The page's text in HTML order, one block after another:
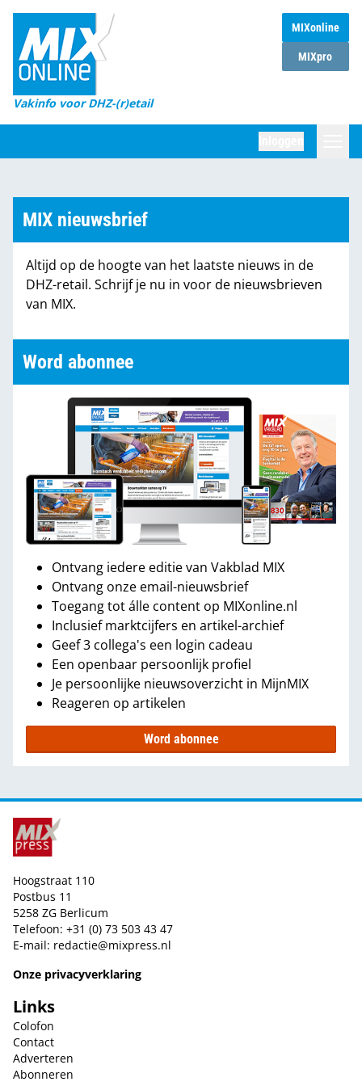
MIXonline
MIXpro
Vakinfo voor DHZ-(r)etail
Home
Magazines
DHZ Sessie
Marktcijfers
Partners
MIX nieuwsbrief
Altijd op de hoogte van het laatste nieuws in de
DHZ-retail. Schrijf je nu in voor de nieuwsbrieven
van MIX.
Word abonnee
Ontvang iedere editie van Vakblad MIX
Ontvang onze email-nieuwsbrief
Toegang tot álle content op MIXonline.nl
Inclusief marktcijfers en artikel-archief
Geef 3 collega's een login cadeau
Een openbaar persoonlijk profiel
Je persoonlijke nieuwsoverzicht in MijnMIX
Reageren op artikelen
Word abonnee
Hoogstraat 110
Postbus 11
5258 ZG Berlicum
Telefoon: +31 (0) 73 503 43 47
E-mail: redactie@mixpress.nl
Onze privacyverklaring
Links
Colofon
Contact
Adverteren
Abonneren